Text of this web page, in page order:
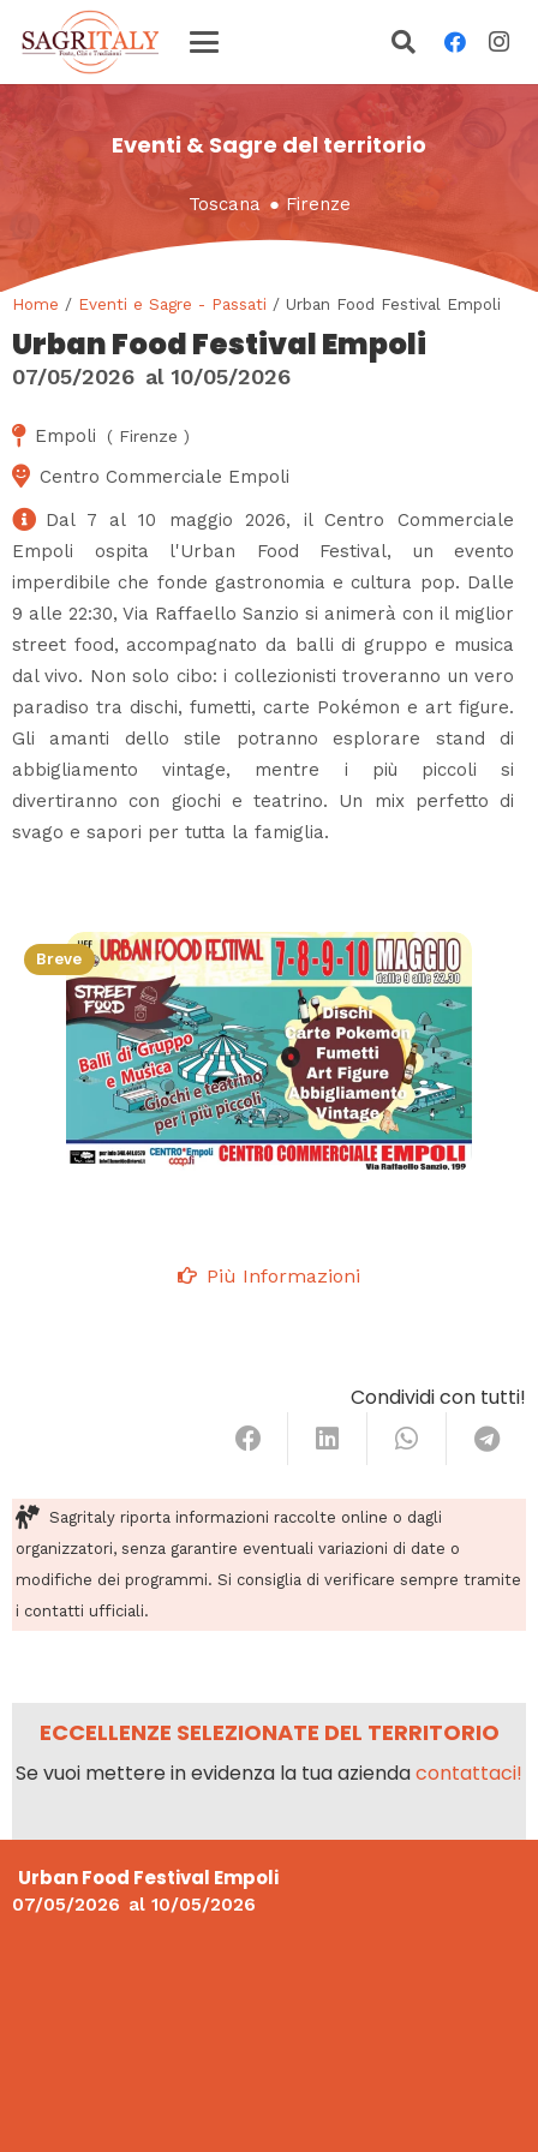
Eventi & Sagre del territorio
Toscana ● Firenze
Home / Eventi e Sagre - Passati / Urban Food Festival Empoli
Urban Food Festival Empoli
07/05/2026 al 10/05/2026
Empoli ( Firenze )
Centro Commerciale Empoli
Dal 7 al 10 maggio 2026, il Centro Commerciale
Empoli ospita l'Urban Food Festival, un evento
imperdibile che fonde gastronomia e cultura pop. Dalle
9 alle 22:30, Via Raffaello Sanzio si animerà con il miglior
street food, accompagnato da balli di gruppo e musica
dal vivo. Non solo cibo: i collezionisti troveranno un vero
paradiso tra dischi, fumetti, carte Pokémon e art figure.
Gli amanti dello stile potranno esplorare stand di
abbigliamento vintage, mentre i più piccoli si
divertiranno con giochi e teatrino. Un mix perfetto di
svago e sapori per tutta la famiglia.
Breve
Più Informazioni
Condividi con tutti!
Sagritaly riporta informazioni raccolte online o dagli
organizzatori, senza garantire eventuali variazioni di date o
modifiche dei programmi. Si consiglia di verificare sempre tramite
i contatti ufficiali.
ECCELLENZE SELEZIONATE DEL TERRITORIO
Se vuoi mettere in evidenza la tua aziendacontattaci!
Urban Food Festival Empoli
07/05/2026 al 10/05/2026